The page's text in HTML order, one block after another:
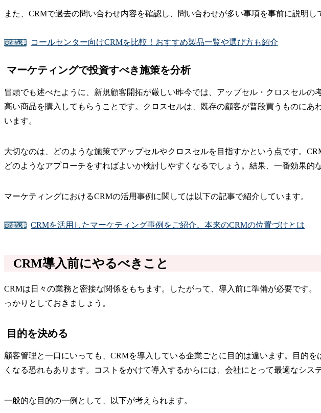
また、CRMで過去の問い合わせ内容を確認し、問い合わせが多い事項を事前に説明
関連記事 コールセンター向けCRMを比較！おすすめ製品一覧や選び方も紹介
マーケティングで投資すべき施策を分析
冒頭でも述べたように、新規顧客開拓が厳しい昨今では、アップセル・クロスセル
高い商品を購入してもらうことです。クロスセルは、既存の顧客が普段買うものに
います。
大切なのは、どのような施策でアップセルやクロスセルを目指すかという点です。
どのようなアプローチをすればよいか検討しやすくなるでしょう。結果、一番効果的
マーケティングにおけるCRMの活用事例に関しては以下の記事で紹介しています。
関連記事 CRMを活用したマーケティング事例をご紹介。本来のCRMの位置づけとは
CRM導入前にやるべきこと
CRMは日々の業務と密接な関係をもちます。したがって、導入前に準備が必要です
っかりとしておきましょう。
目的を決める
顧客管理と一口にいっても、CRMを導入している企業ごとに目的は違います。目的
くなる恐れもあります。コストをかけて導入するからには、会社にとって最適なシ
一般的な目的の一例として、以下が考えられます。